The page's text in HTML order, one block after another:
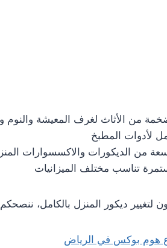
من الأثاث لغرف المعيشة والنوم
لأدوات المطبخ
من الديكورات والاكسسوارات
تناسب مختلف الميزانيات
لتغيير ديكور المنزل بالكامل،
هوم بوكس في الرياض